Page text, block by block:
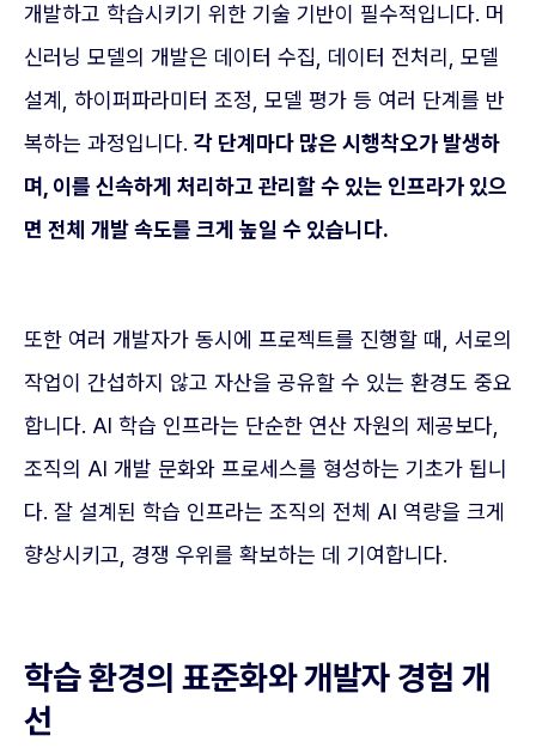
개발하고 학습시키기 위한 기술 기반이 필수적입니다. 머
신러닝 모델의 개발은 데이터 수집, 데이터 전처리, 모델
설계, 하이퍼파라미터 조정, 모델 평가 등 여러 단계를 반
복하는 과정입니다. 각 단계마다 많은 시행착오가 발생하
며, 이를 신속하게 처리하고 관리할 수 있는 인프라가 있으
면 전체 개발 속도를 크게 높일 수 있습니다.
또한 여러 개발자가 동시에 프로젝트를 진행할 때, 서로의
작업이 간섭하지 않고 자산을 공유할 수 있는 환경도 중요
합니다. AI 학습 인프라는 단순한 연산 자원의 제공보다,
조직의 AI 개발 문화와 프로세스를 형성하는 기초가 됩니
다. 잘 설계된 학습 인프라는 조직의 전체 AI 역량을 크게
향상시키고, 경쟁 우위를 확보하는 데 기여합니다.
학습 환경의 표준화와 개발자 경험 개
선